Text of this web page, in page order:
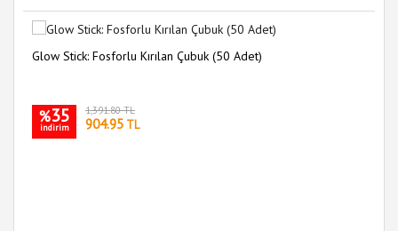
Glow Stick: Fosforlu Kırılan Çubuk (50 Adet)
%35
indirim
1,391.80 TL
904.95 TL